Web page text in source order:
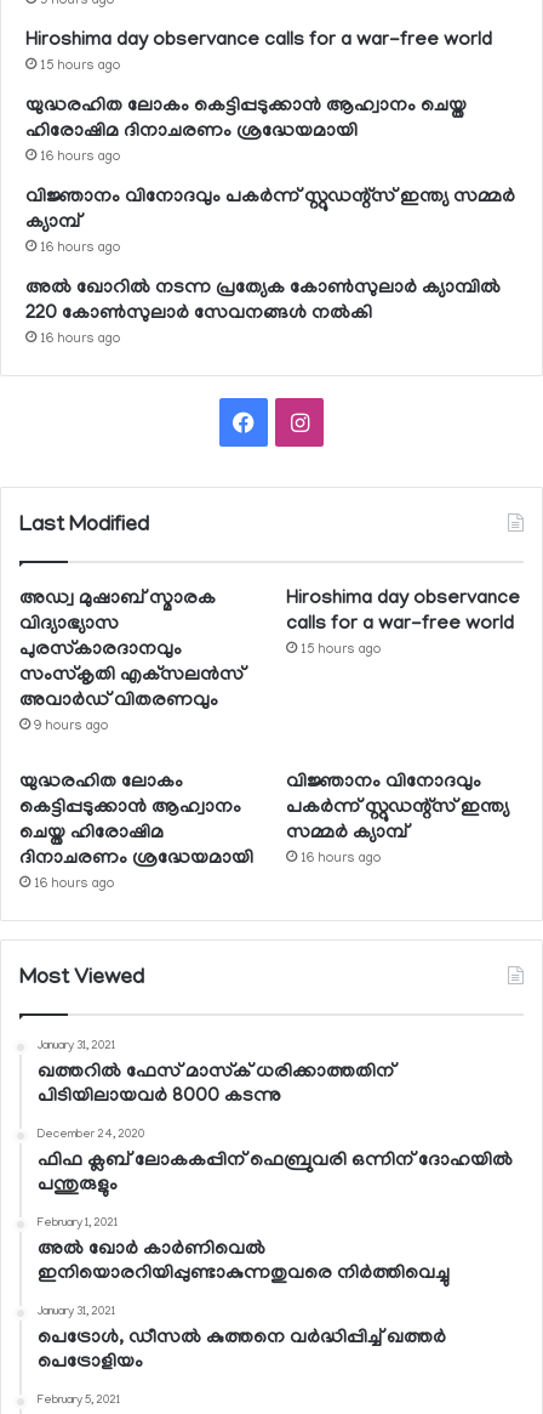
Hiroshima day observance calls for a war-free world
15 hours ago
യുദ്ധരഹിത ലോകം കെട്ടിപ്പടുക്കാന്‍ ആഹ്വാനം ചെയ്ത
ഹിരോഷിമ ദിനാചരണം ശ്രദ്ധേയമായി
16 hours ago
വിജ്ഞാനം വിനോദവും പകര്‍ന്ന് സ്റ്റുഡന്റ്‌സ് ഇന്ത്യ സമ്മര്‍
ക്യാമ്പ്
16 hours ago
അല്‍ ഖോറില്‍ നടന്ന പ്രത്യേക കോണ്‍സുലാര്‍ ക്യാമ്പില്‍
220 കോണ്‍സുലാര്‍ സേവനങ്ങള്‍ നല്‍കി
16 hours ago
FacebookInstagram
Last Modified
അഡ്വ മുഷാബ് സ്മാരക
വിദ്യാഭ്യാസ
പുരസ്‌കാരദാനവും
സംസ്‌കൃതി എക്‌സലന്‍സ്
അവാര്‍ഡ് വിതരണവും
9 hours ago
Hiroshima day observance
calls for a war-free world
15 hours ago
യുദ്ധരഹിത ലോകം
കെട്ടിപ്പടുക്കാന്‍ ആഹ്വാനം
ചെയ്ത ഹിരോഷിമ
ദിനാചരണം ശ്രദ്ധേയമായി
16 hours ago
വിജ്ഞാനം വിനോദവും
പകര്‍ന്ന് സ്റ്റുഡന്റ്‌സ് ഇന്ത്യ
സമ്മര്‍ ക്യാമ്പ്
16 hours ago
Most Viewed
January 31, 2021
ഖത്തറില്‍ ഫേസ് മാസ്‌ക് ധരിക്കാത്തതിന്
പിടിയിലായവര്‍ 8000 കടന്നു
December 24, 2020
ഫിഫ ക്ലബ് ലോകകപ്പിന് ഫെബ്രുവരി ഒന്നിന് ദോഹയില്‍
പന്തുരുളും
February 1, 2021
അല്‍ ഖോര്‍ കാര്‍ണിവെല്‍
ഇനിയൊരറിയിപ്പുണ്ടാകുന്നതുവരെ നിര്‍ത്തിവെച്ചു
January 31, 2021
പെട്രോള്‍, ഡീസല്‍ കുത്തനെ വര്‍ദ്ധിപ്പിച്ച് ഖത്തര്‍
പെട്രോളിയം
February 5, 2021